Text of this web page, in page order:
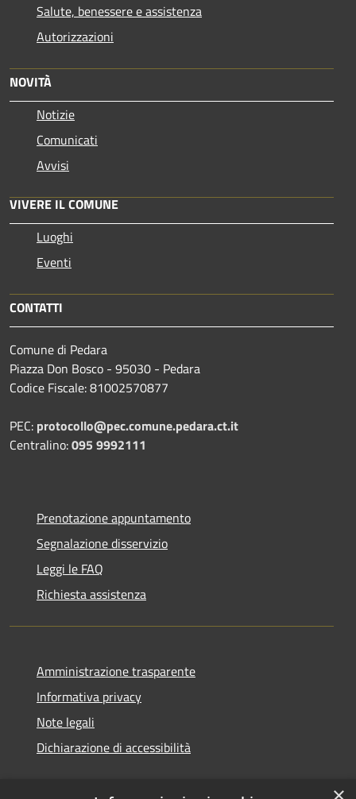
Salute, benessere e assistenza
Autorizzazioni
NOVITÀ
Notizie
Comunicati
Avvisi
VIVERE IL COMUNE
Luoghi
Eventi
CONTATTI
Comune di Pedara
Piazza Don Bosco - 95030 - Pedara
Codice Fiscale: 81002570877
PEC: protocollo@pec.comune.pedara.ct.it
Centralino:095 9992111
Prenotazione appuntamento
Segnalazione disservizio
Leggi le FAQ
Richiesta assistenza
Amministrazione trasparente
Informativa privacy
Note legali
Dichiarazione di accessibilità